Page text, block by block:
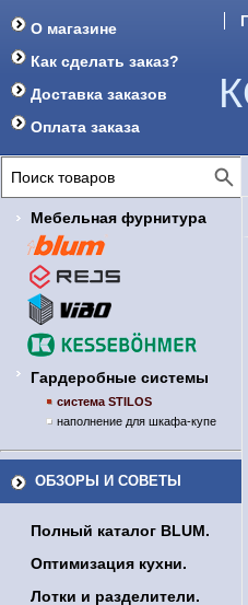
О магазине
Как сделать заказ?
Доставка заказов
Оплата заказа
Мебельная фурнитура
Гардеробные системы
система STILOS
наполнение для шкафа-купе
ОБЗОРЫ И СОВЕТЫ
Полный каталог BLUM.
Оптимизация кухни.
Лотки и разделители.